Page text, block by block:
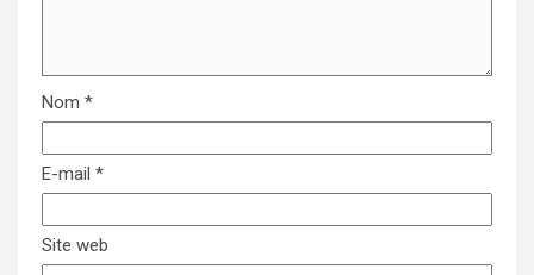
Nom *
E-mail *
Site web